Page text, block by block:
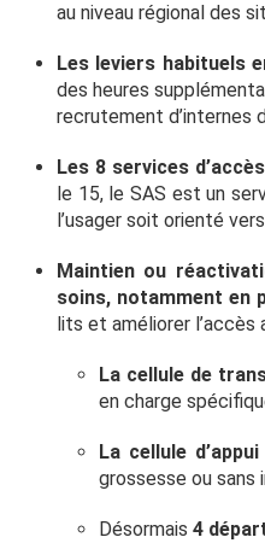
au niveau régional des
Les leviers habituels
des heures
recrutement d’internes
Les 8 services
le 15, le SAS est un
l’usager soit orienté
Maintien ou
soins, notamment en
lits et améliorer l’accès
La cellule de
en charge
La cellule
grossesse ou
Désormais 4